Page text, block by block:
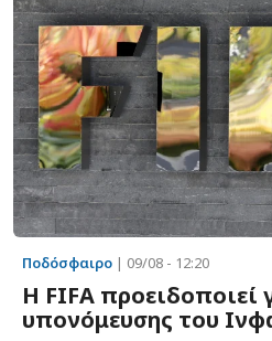
Ποδόσφαιρο | 09/08 - 12:20
Η FIFA προειδοποιεί
υπονόμευσης του